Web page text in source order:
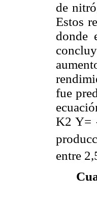
de
Estos
donde
fue
K2 Y=
entre